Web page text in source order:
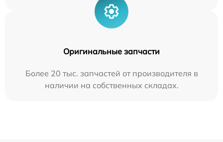
Оригинальные запчасти
Более 20 тыс. запчастей от производителя в
наличии на собственных складах.